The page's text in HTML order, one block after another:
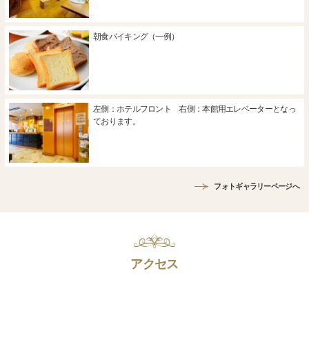
朝食バイキング（一例）
左側：ホテルフロント 右側：本館用エレベーターとなっ
ております。
フォトギャラリーページへ
アクセス